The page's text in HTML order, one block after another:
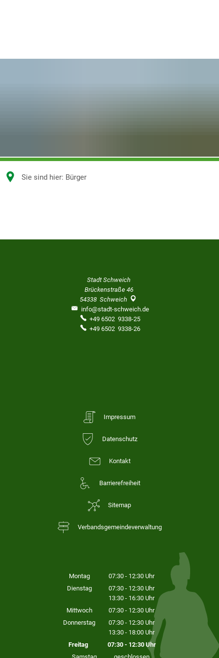
Sie sind hier: Bürger
Stadt Schweich
Brückenstraße 46
54338 Schweich
info@stadt-schweich.de
+49 6502 9338-25
+49 6502 9338-26
Impressum
Datenschutz
Kontakt
Barrierefreiheit
Sitemap
Verbandsgemeindeverwaltung
Montag 07:30 - 12:30 Uhr
Von 07:30 bis 12:30 Uhr
Dienstag 07:30 - 12:30 Uhr
Von 07:30 bis 12:30 Uhr
13:30 - 16:30 Uhr
Von 13:30 bis 16:30 Uhr
Mittwoch 07:30 - 12:30 Uhr
Von 07:30 bis 12:30 Uhr
Donnerstag 07:30 - 12:30 Uhr
Von 07:30 bis 12:30 Uhr
13:30 - 18:00 Uhr
Von 13:30 bis 18:00 Uhr
Freitag 07:30- 12:30Uhr
Von 07:30 bis 12:30 Uhr